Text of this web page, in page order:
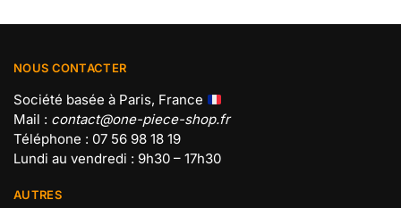
NOUS CONTACTER
Société basée à Paris, France
Mail : contact@one-piece-shop.fr
Téléphone : 07 56 98 18 19
Lundi au vendredi : 9h30 – 17h30
AUTRES